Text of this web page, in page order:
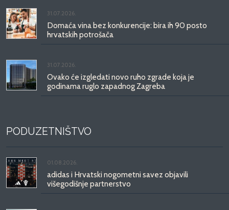
31.07.2026.
Domaća vina bez konkurencije: bira ih 90 posto
hrvatskih potrošača
31.07.2026.
Ovako će izgledati novo ruho zgrade koja je
godinama ruglo zapadnog Zagreba
PODUZETNIŠTVO
01.08.2026.
adidas i Hrvatski nogometni savez objavili
višegodišnje partnerstvo